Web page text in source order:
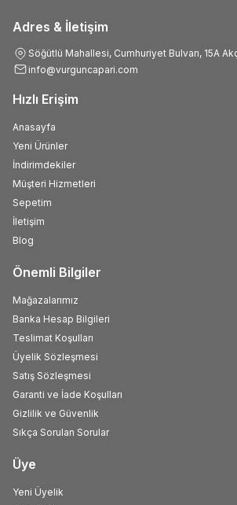
Adres & İletişim
Söğütlü Mahallesi, Cumhuriyet Bulvarı, 15A
info@vurguncapari.com
Hızlı Erişim
Anasayfa
Yeni Ürünler
İndirimdekiler
Müşteri Hizmetleri
Sepetim
İletişim
Blog
Önemli Bilgiler
Mağazalarımız
Banka Hesap Bilgileri
Teslimat Koşulları
Üyelik Sözleşmesi
Satış Sözleşmesi
Garanti ve İade Koşulları
Gizlilik ve Güvenlik
Sıkça Sorulan Sorular
Üye
Yeni Üyelik